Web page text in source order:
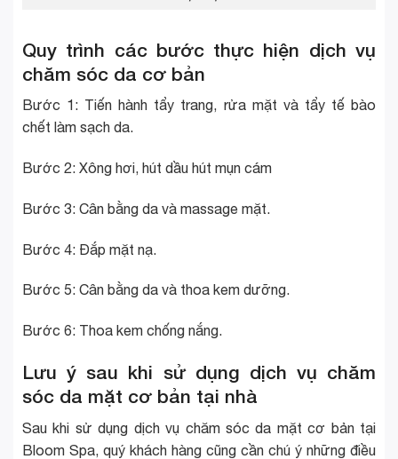
Quy trình các bước thực hiện dịch vụ
chăm sóc da cơ bản
Bước 1: Tiến hành tẩy trang, rửa mặt và tẩy tế bào
chết làm sạch da.
Bước 2: Xông hơi, hút dầu hút mụn cám
Bước 3: Cân bằng da và massage mặt.
Bước 4: Đắp mặt nạ.
Bước 5: Cân bằng da và thoa kem dưỡng.
Bước 6: Thoa kem chống nắng.
Lưu ý sau khi sử dụng dịch vụ chăm
sóc da mặt cơ bản tại nhà
Sau khi sử dụng dịch vụ chăm sóc da mặt cơ bản tại
Bloom Spa, quý khách hàng cũng cần chú ý những điều